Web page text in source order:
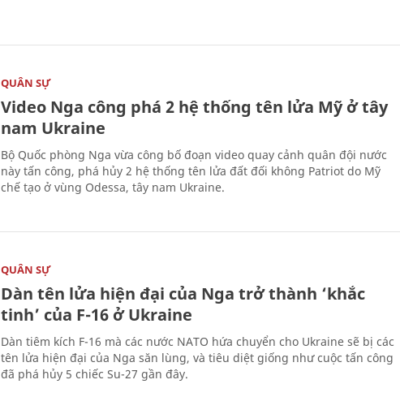
QUÂN SỰ
Video Nga công phá 2 hệ thống tên lửa Mỹ ở tây
nam Ukraine
Bộ Quốc phòng Nga vừa công bố đoạn video quay cảnh quân đội nước
này tấn công, phá hủy 2 hệ thống tên lửa đất đối không Patriot do Mỹ
chế tạo ở vùng Odessa, tây nam Ukraine.
QUÂN SỰ
Dàn tên lửa hiện đại của Nga trở thành ‘khắc
tinh’ của F-16 ở Ukraine
Dàn tiêm kích F-16 mà các nước NATO hứa chuyển cho Ukraine sẽ bị các
tên lửa hiện đại của Nga săn lùng, và tiêu diệt giống như cuộc tấn công
đã phá hủy 5 chiếc Su-27 gần đây.